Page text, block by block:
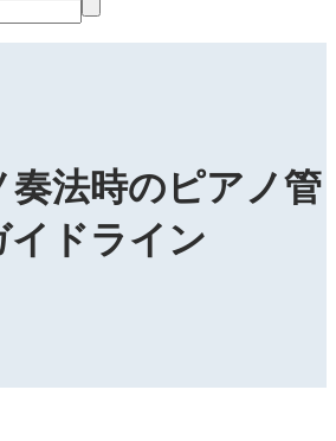
奏法時のピアノ管
イドライン